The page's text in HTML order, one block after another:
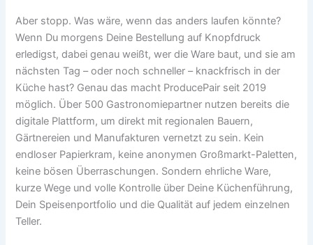
Aber stopp. Was wäre, wenn das anders laufen könnte?
Wenn Du morgens Deine Bestellung auf Knopfdruck
erledigst, dabei genau weißt, wer die Ware baut, und sie am
nächsten Tag – oder noch schneller – knackfrisch in der
Küche hast? Genau das macht ProducePair seit 2019
möglich. Über 500 Gastronomiepartner nutzen bereits die
digitale Plattform, um direkt mit regionalen Bauern,
Gärtnereien und Manufakturen vernetzt zu sein. Kein
endloser Papierkram, keine anonymen Großmarkt-Paletten,
keine bösen Überraschungen. Sondern ehrliche Ware,
kurze Wege und volle Kontrolle über Deine Küchenführung,
Dein Speisenportfolio und die Qualität auf jedem einzelnen
Teller.